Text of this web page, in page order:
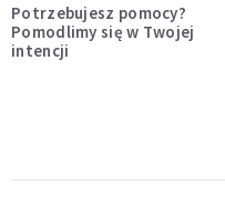
Potrzebujesz pomocy?
Pomodlimy się w Twojej
intencji